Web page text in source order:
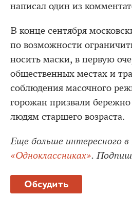
написал один из
В конце сентября
по возможности
носить маски, в первую
общественных местах и
соблюдения масочного
горожан призвали бережно
людям старшего возраста.
Еще больше интересного
«Одноклассниках».
Обсудить